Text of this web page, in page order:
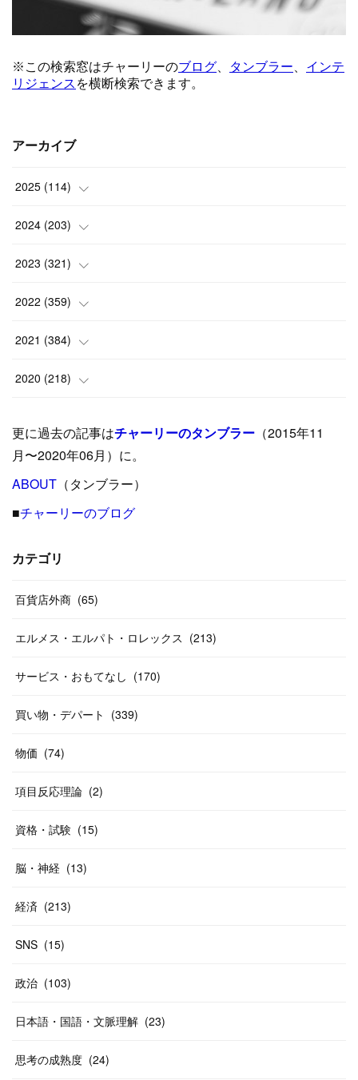
アーカイブ
2025 (114)
(1)
(8)
(6)
(9 )
( 5 )
( 15
(24)
(8 )
(17
(12)
2024 (203)
(24)
(10)
(18)
(17)
)
(12)
19)
(13
(14)
2023 (321)
(25)
(17)
(35)
(33 )
(26)
27)
(29
(24)
(26
2022 (359)
(42)
(37)
(31)
(31)
31
(26
(20)
(14
(46
2021 (384)
(9)
(39)
( 23)
40
(55
(38)
(20
(31
58)
10
2020 (218)
(24)
( 42)
(33
(46)
(20
更に過去の記事はチャーリーのタンブラー （2015年11
月〜2020年06月）に。
ABOUT （タンブラー）
■チャーリーのブログ
カテゴリ
百貨店外商 (65)
エルメス・エルパト・ロレックス (213)
サービス・おもてなし (170)
買い物・デパート (339)
物価 (74)
項目反応理論 (2)
資格・試験 (15)
脳・神経 (13)
経済 (213)
SNS (15)
政治 (103)
日本語・国語・文脈理解 (23)
思考の成熟度 (24)